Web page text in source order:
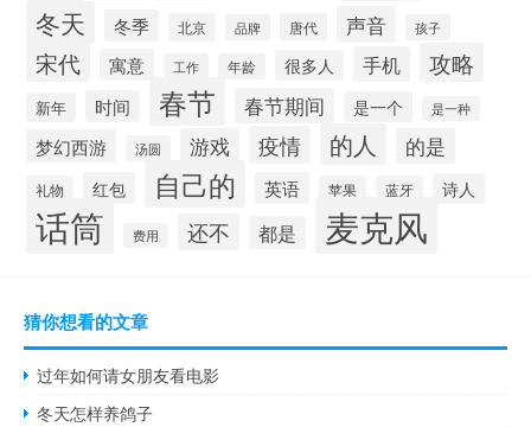
冬天 冬季 北京 品牌 唐代 声音 孩子
宋代 寓意 工作 年龄 很多人 手机 攻略
新年 时间 春节 春节期间 是一个 是一种
梦幻西游 汤圆 游戏 疫情 的人 的是
礼物 红包 自己的 英语 苹果 蓝牙 诗人
话筒 费用 还不 都是 麦克风
猜你想看的文章
过年如何请女朋友看电影
冬天怎样养鸽子